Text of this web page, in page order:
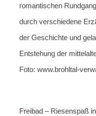
romantischen
durch verschiedene
der Geschichte und
Entstehung der
Foto: www.brohltal-
Freibad – Riesenspaß